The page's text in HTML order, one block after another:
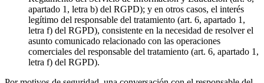
apartado 1, letra b) del RGPD); y en otros casos, el interés
legítimo del responsable del tratamiento (art. 6, apartado 1,
letra f) del RGPD), consistente en la necesidad de resolver el
asunto comunicado relacionado con las operaciones
comerciales del responsable del tratamiento (art. 6, apartado 1,
letra f) del RGPD).